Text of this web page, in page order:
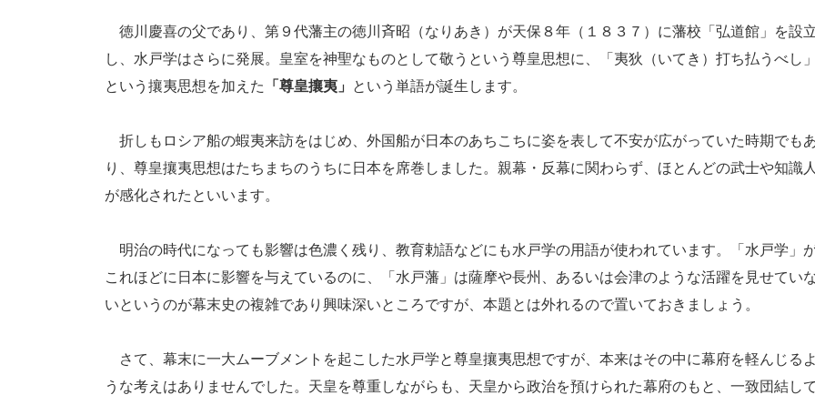
徳川慶喜の父であり、第９代藩主の徳川斉昭（なりあき）が天保８年（１８３７）に藩校「弘道館」を設
し、水戸学はさらに発展。皇室を神聖なものとして敬うという尊皇思想に、「夷狄（いてき）打ち払うべし」
という攘夷思想を加えた
「尊皇攘夷」 という単語が誕生します。
折しもロシア船の蝦夷来訪をはじめ、外国船が日本のあちこちに姿を表して不安が広がっていた時期でも
り、尊皇攘夷思想はたちまちのうちに日本を席巻しました。親幕・反幕に関わらず、ほとんどの武士や知識人
が感化されたといいます。
明治の時代になっても影響は色濃く残り、教育勅語などにも水戸学の用語が使われています。「水戸学」
これほどに日本に影響を与えているのに、「水戸藩」は薩摩や長州、あるいは会津のような活躍を見せてい
いというのが幕末史の複雑であり興味深いところですが、本題とは外れるので置いておきましょう。
さて、幕末に一大ムーブメントを起こした水戸学と尊皇攘夷思想ですが、本来はその中に幕府を軽んじるよ
うな考えはありませんでした。天皇を尊重しながらも、天皇から政治を預けられた幕府のもと、一致団結して